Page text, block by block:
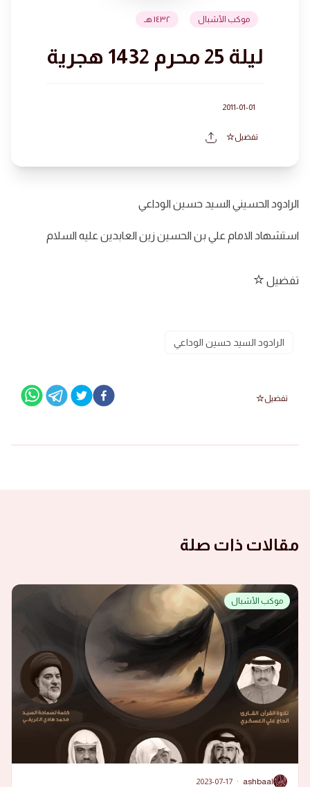
موكب الأشبال ١٤٣٢ هـ
ليلة 25 محرم 1432 هجرية
2011-01-01
تفضيل
الرادود الحسيني السيد حسين الوداعي
استشهاد الامام علي بن الحسين زين العابدين عليه السلام
تفضيل
الرادود السيد حسين الوداعي
تفضيل
مقالات ذات صلة
موكب الأشبال
A
ashbaal
·
2023-07-17